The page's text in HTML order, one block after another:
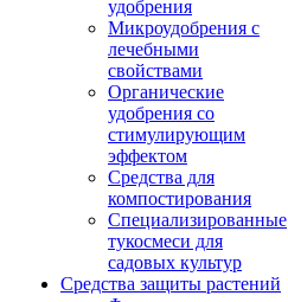
удобрения
Микроудобрения с
лечебными
свойствами
Органические
удобрения со
стимулирующим
эффектом
Средства для
компостирования
Специализированные
тукосмеси для
садовых культур
Средства защиты растений